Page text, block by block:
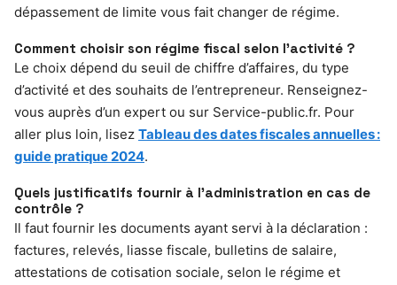
dépassement de limite vous fait changer de régime.
Comment choisir son régime fiscal selon l’activité ?
Le choix dépend du seuil de chiffre d’affaires, du type
d’activité et des souhaits de l’entrepreneur. Renseignez-
vous auprès d’un expert ou sur Service-public.fr. Pour
aller plus loin, lisez Tableau des dates fiscales annuelles :
guide pratique 2024.
Quels justificatifs fournir à l’administration en cas de
contrôle ?
Il faut fournir les documents ayant servi à la déclaration :
factures, relevés, liasse fiscale, bulletins de salaire,
attestations de cotisation sociale, selon le régime et